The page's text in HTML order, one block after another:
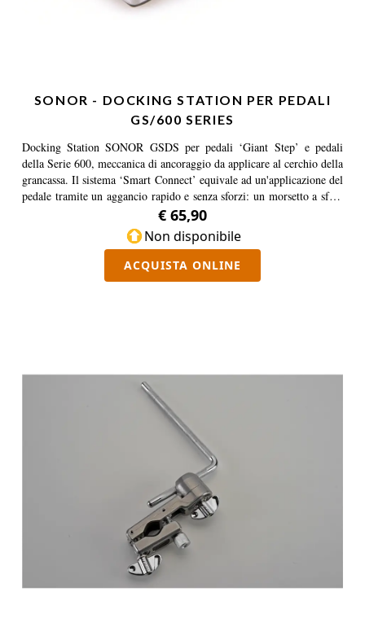
SONOR - DOCKING STATION PER PEDALI
GS/600 SERIES
Docking Station SONOR GSDS per pedali ‘Giant Step’ e pedali
della Serie 600, meccanica di ancoraggio da applicare al cerchio della
grancassa. Il sistema ‘Smart Connect’ equivale ad un'applicazione del
pedale tramite un aggancio rapido e senza sforzi: un morsetto a sfera
regolabile tramite un solido meccanismo a leva, fa aderire il pedale
alla Docking Station applicata alla cassa; le guarnizioni in gomma e
il morsetto ad asse cilindrico permettono alla Docking Station di
adattarsi a qualsiasi angolatura e spessore del cerchio, neutralizzando
le possibili tensioni solitamente causate dalle diverse posizioni
€ 65,90
Non disponibile
ACQUISTA ONLINE